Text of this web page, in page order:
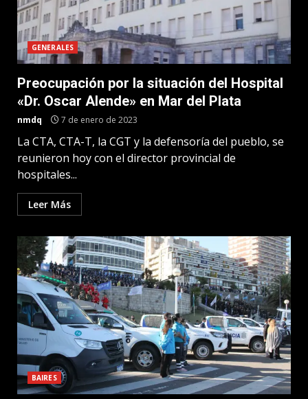
GENERALES
Preocupación por la situación del Hospital
«Dr. Oscar Alende» en Mar del Plata
nmdq 7 de enero de 2023
La CTA, CTA-T, la CGT y la defensoría del pueblo, se
reunieron hoy con el director provincial de
hospitales...
Leer Más
BAIRES